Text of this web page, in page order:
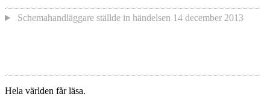
Schemahandläggare ställde in händelsen 14 december 2013
Hela världen får läsa.